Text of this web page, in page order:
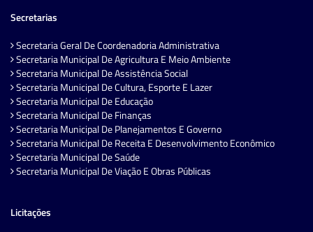
Secretarias
Secretaria Geral De Coordenadoria Administrativa
Secretaria Municipal De Agricultura E Meio Ambiente
Secretaria Municipal De Assistência Social
Secretaria Municipal De Cultura, Esporte E Lazer
Secretaria Municipal De Educação
Secretaria Municipal De Finanças
Secretaria Municipal De Planejamentos E Governo
Secretaria Municipal De Receita E Desenvolvimento Econômico
Secretaria Municipal De Saúde
Secretaria Municipal De Viação E Obras Públicas
Licitações